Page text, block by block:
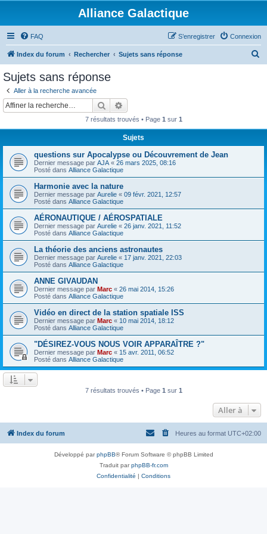
Alliance Galactique
FAQ Connexion
S’enregistrer
Index du forum Rechercher Sujets sans réponse
Sujets sans réponse
Aller à la recherche avancée
Rechercher
7 résultats trouvés • Page 1 sur 1
Sujets
questions sur Apocalypse ou Découvrement de Jean
Dernier message par AJA « 26 mars 2025, 08:16
Posté dans Alliance Galactique
Harmonie avec la nature
Dernier message par Aurelie « 09 févr. 2021, 12:57
Posté dans Alliance Galactique
AÉRONAUTIQUE / AÉROSPATIALE
Dernier message par Aurelie « 26 janv. 2021, 11:52
Posté dans Alliance Galactique
La théorie des anciens astronautes
Dernier message par Aurelie « 17 janv. 2021, 22:03
Posté dans Alliance Galactique
ANNE GIVAUDAN
Dernier message par Marc « 26 mai 2014, 15:26
Posté dans Alliance Galactique
Vidéo en direct de la station spatiale ISS
Dernier message par Marc « 10 mai 2014, 18:12
Posté dans Alliance Galactique
"DÉSIREZ-VOUS NOUS VOIR APPARAÎTRE ?"
Dernier message par Marc « 15 avr. 2011, 06:52
Posté dans Alliance Galactique
7 résultats trouvés • Page 1 sur 1
Aller à
Index du forum Heures au format UTC+02:00
Développé parphpBB® Forum Software © phpBB Limited
Traduit parphpBB-fr.com
Confidentialité | Conditions